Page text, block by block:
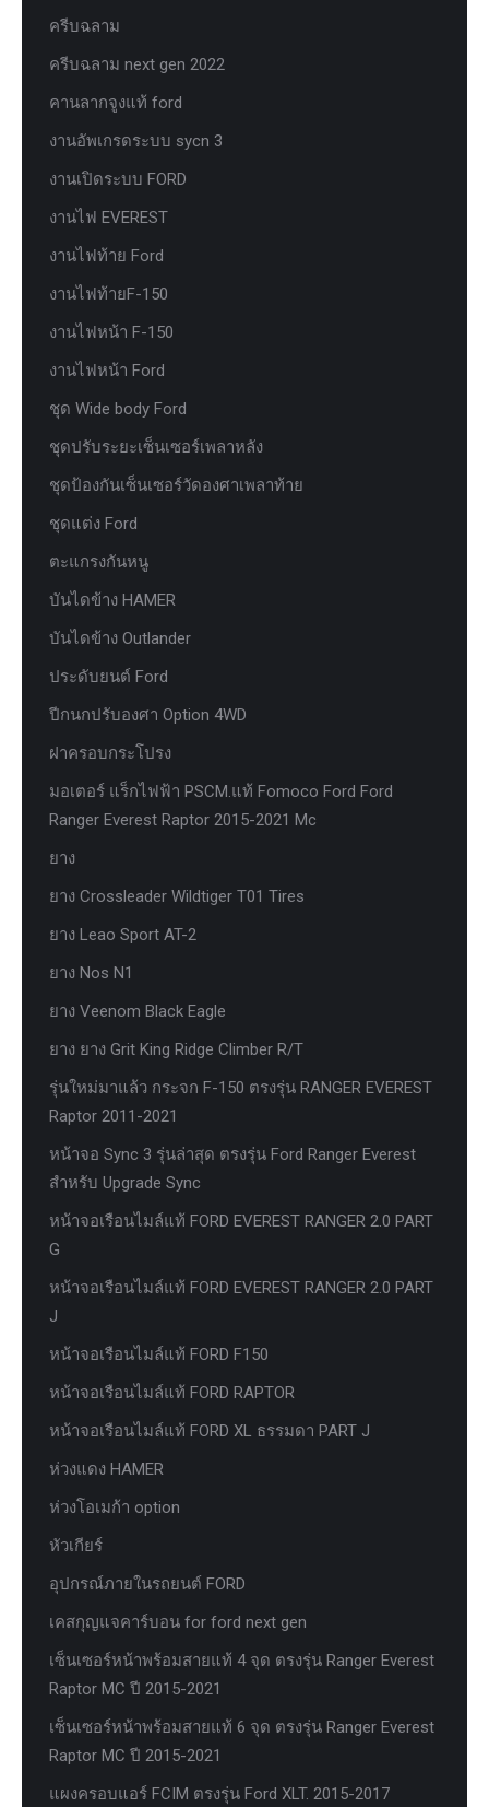
ครีบฉลาม
ครีบฉลาม next gen 2022
คานลากจูงแท้ ford
งานอัพเกรดระบบ sycn 3
งานเปิดระบบ FORD
งานไฟ EVEREST
งานไฟท้าย Ford
งานไฟท้ายF-150
งานไฟหน้า F-150
งานไฟหน้า Ford
ชุด Wide body Ford
ชุดปรับระยะเซ็นเซอร์เพลาหลัง
ชุดป้องกันเซ็นเซอร์วัดองศาเพลาท้าย
ชุดแต่ง Ford
ตะแกรงกันหนู
บันไดข้าง HAMER
บันไดข้าง Outlander
ประดับยนต์ Ford
ปีกนกปรับองศา Option 4WD
ฝาครอบกระโปรง
มอเตอร์ แร็กไฟฟ้า PSCM.แท้ Fomoco Ford Ford
Ranger Everest Raptor 2015-2021 Mc
ยาง
ยาง Crossleader Wildtiger T01 Tires
ยาง Leao Sport AT-2
ยาง Nos N1
ยาง Veenom Black Eagle
ยาง ยาง Grit King Ridge Climber R/T
รุ่นใหม่มาแล้ว กระจก F-150 ตรงรุ่น RANGER EVEREST
Raptor 2011-2021
หน้าจอ Sync 3 รุ่นล่าสุด ตรงรุ่น Ford Ranger Everest
สำหรับ Upgrade Sync
หน้าจอเรือนไมล์แท้ FORD EVEREST RANGER 2.0 PART
G
หน้าจอเรือนไมล์แท้ FORD EVEREST RANGER 2.0 PART
J
หน้าจอเรือนไมล์แท้ FORD F150
หน้าจอเรือนไมล์แท้ FORD RAPTOR
หน้าจอเรือนไมล์แท้ FORD XL ธรรมดา PART J
ห่วงแดง HAMER
ห่วงโอเมก้า option
หัวเกียร์
อุปกรณ์ภายในรถยนต์ FORD
เคสกุญแจคาร์บอน for ford next gen
เซ็นเซอร์หน้าพร้อมสายแท้ 4 จุด ตรงรุ่น Ranger Everest
Raptor MC ปี 2015-2021
เซ็นเซอร์หน้าพร้อมสายแท้ 6 จุด ตรงรุ่น Ranger Everest
Raptor MC ปี 2015-2021
แผงครอบแอร์ FCIM ตรงรุ่น Ford XLT. 2015-2017